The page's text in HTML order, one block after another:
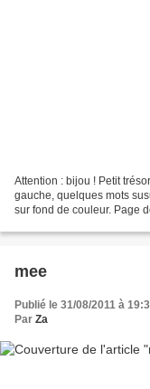
Attention : bijou ! Petit
gauche, quelques mots
sur fond de couleur. Page
mee
Publié le 31/08/2011 à
Par Za